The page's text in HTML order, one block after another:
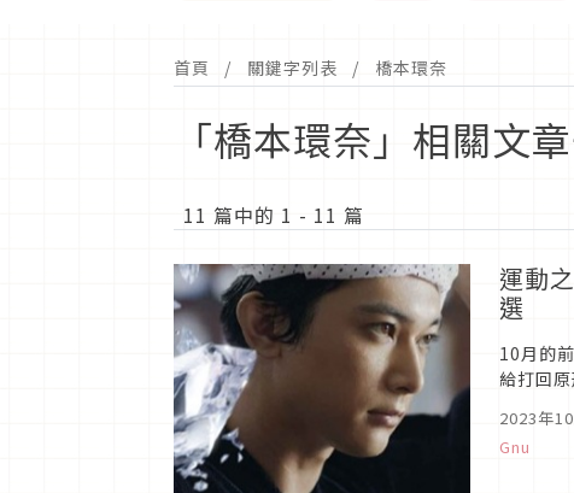
首頁 關鍵字列表 橋本環奈
「橋本環奈」相關文
11 篇中的 1 - 11 篇
運動
選
10月的
給打回
2023年
Gnu